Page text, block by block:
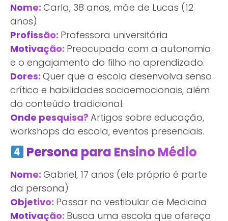
Nome: Carla, 38 anos, mãe de Lucas (12
anos)
Profissão: Professora universitária
Motivação: Preocupada com a autonomia
e o engajamento do filho no aprendizado.
Dores: Quer que a escola desenvolva senso
crítico e habilidades socioemocionais, além
do conteúdo tradicional.
Onde pesquisa? Artigos sobre educação,
workshops da escola, eventos presenciais.
Persona para Ensino Médio
Nome: Gabriel, 17 anos (ele próprio é parte
da persona)
Objetivo: Passar no vestibular de Medicina
Motivação: Busca uma escola que ofereça